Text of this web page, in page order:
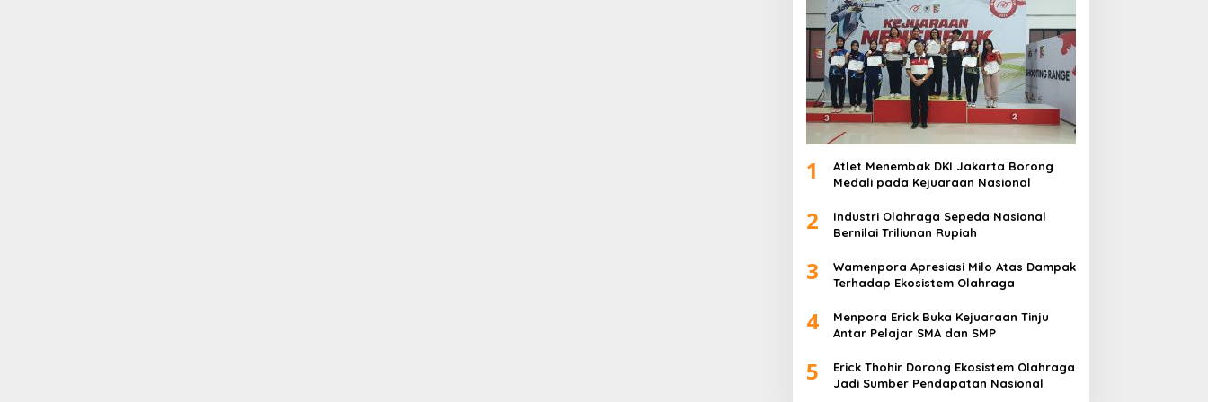
1
Atlet Menembak DKI Jakarta Borong
Medali pada Kejuaraan Nasional
2
Industri Olahraga Sepeda Nasional
Bernilai Triliunan Rupiah
3
Wamenpora Apresiasi Milo Atas Dampak
Terhadap Ekosistem Olahraga
4
Menpora Erick Buka Kejuaraan Tinju
Antar Pelajar SMA dan SMP
5
Erick Thohir Dorong Ekosistem Olahraga
Jadi Sumber Pendapatan Nasional